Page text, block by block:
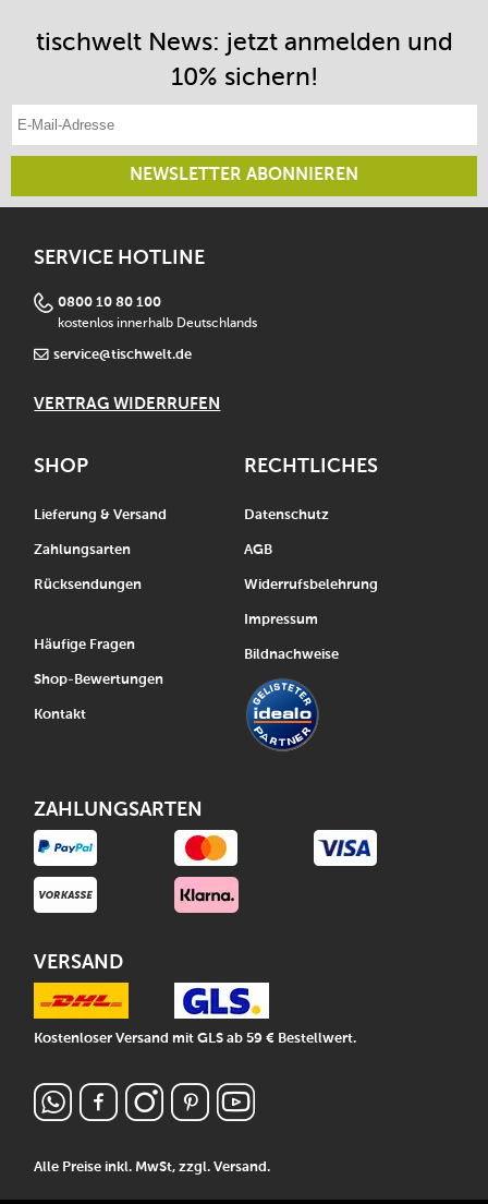
tischwelt News: jetzt anmelden und
10% sichern!
E-Mail-Adresse eintragen
NEWSLETTER ABONNIEREN
SERVICE HOTLINE
0800 10 80 100
kostenlos innerhalb Deutschlands
service@tischwelt.de
VERTRAG WIDERRUFEN
SHOP
Lieferung & Versand
Zahlungsarten
Rücksendungen
Häufige Fragen
Shop-Bewertungen
Kontakt
Alle Preise inkl. MwSt, zzgl.Versand.
RECHTLICHES
Datenschutz
AGB
Widerrufsbelehrung
Impressum
Bildnachweise
ZAHLUNGSARTEN
VERSAND
Kostenloser Versand mit GLS ab 59 € Bestellwert.